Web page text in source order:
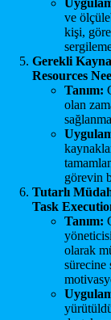
ve
kişi,
Gerekli
Resources
Tanım:
olan
görevin
Tutarlı
Task
Tanım:
olarak
sürecine